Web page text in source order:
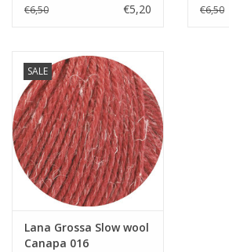
€6,50 €5,20 €6,50
SALE
Lana Grossa Slow wool
Canapa 016